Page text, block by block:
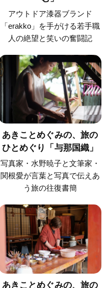
アウトドア漆器ブランド
「erakko」を手がける若手職
人の絶望と笑いの奮闘記
あきことめぐみの、旅の
ひとめぐり「与那国織」
写真家・水野暁子と文筆家・
関根愛が言葉と写真で伝えあ
う旅の往復書簡
あきことめぐみの、旅の